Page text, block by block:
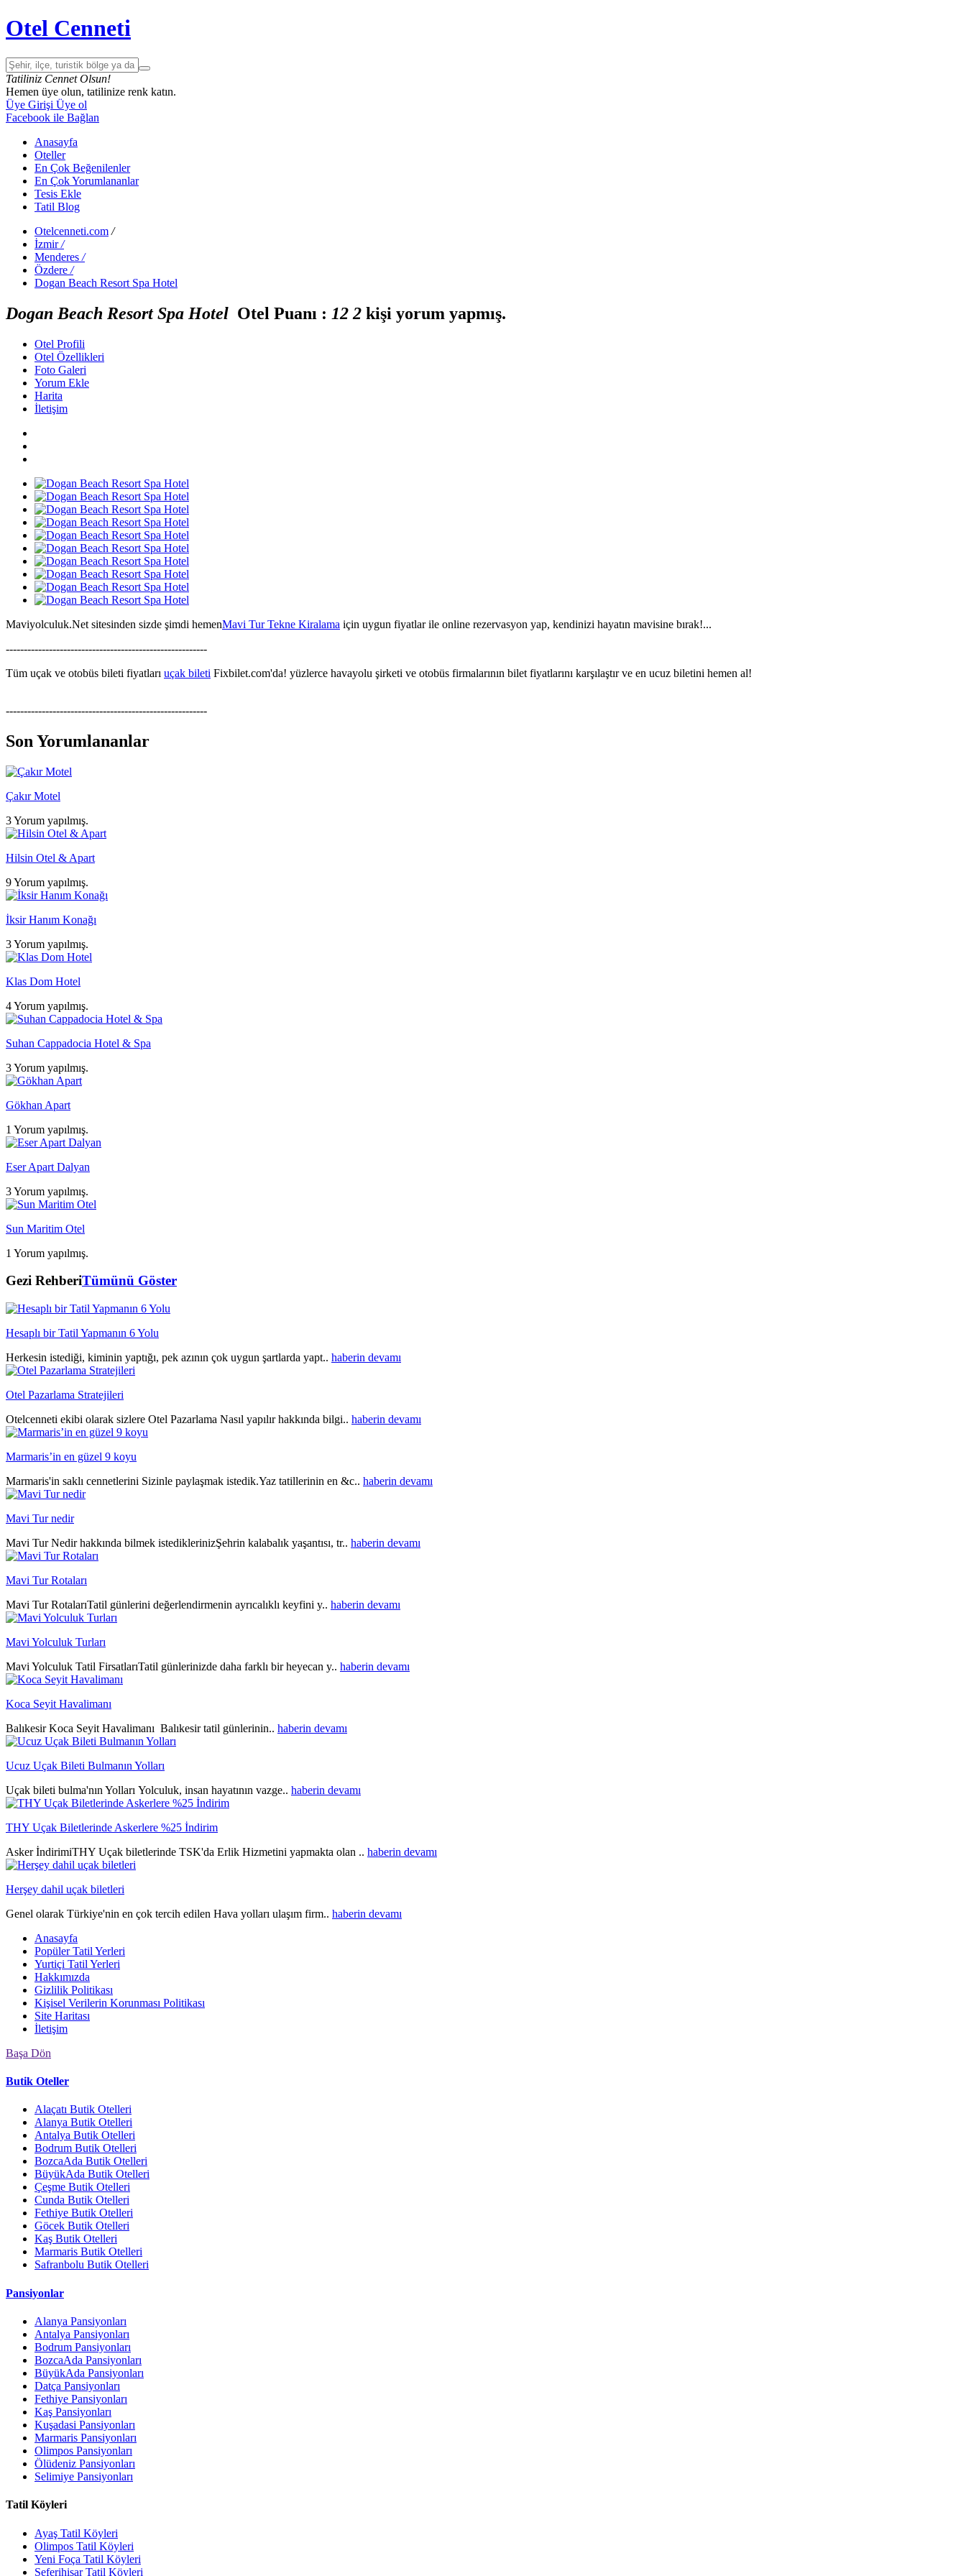
Otel Cenneti
Tatiliniz Cennet Olsun!
Hemen üye olun, tatilinize renk katın.
Üye Girişi Üye ol
Facebook ile Bağlan
Anasayfa
Oteller
En Çok Beğenilenler
En Çok Yorumlananlar
Tesis Ekle
Tatil Blog
Otelcenneti.com /
İzmir /
Menderes /
Özdere /
Dogan Beach Resort Spa Hotel
Dogan Beach Resort Spa Hotel Otel Puanı : 12 2 kişi yorum yapmış.
Otel Profili
Otel Özellikleri
Foto Galeri
Yorum Ekle
Harita
İletişim
Maviyolculuk.Net sitesinden sizde şimdi hemenMavi Tur Tekne Kiralama için uygun fiyatlar ile online rezervasyon yap, kendinizi hayatın mavisine bırak!...
--------------------------------------------------------
Tüm uçak ve otobüs bileti fiyatları uçak bileti Fixbilet.com'da! yüzlerce havayolu şirketi ve otobüs firmalarının bilet fiyatlarını karşılaştır ve en ucuz biletini hemen al!
--------------------------------------------------------
Son Yorumlananlar
Çakır Motel
3 Yorum yapılmış.
Hilsin Otel & Apart
9 Yorum yapılmış.
İksir Hanım Konağı
3 Yorum yapılmış.
Klas Dom Hotel
4 Yorum yapılmış.
Suhan Cappadocia Hotel & Spa
3 Yorum yapılmış.
Gökhan Apart
1 Yorum yapılmış.
Eser Apart Dalyan
3 Yorum yapılmış.
Sun Maritim Otel
1 Yorum yapılmış.
Gezi RehberiTümünü Göster
Hesaplı bir Tatil Yapmanın 6 Yolu
Herkesin istediği, kiminin yaptığı, pek azının çok uygun şartlarda yapt.. haberin devamı
Otel Pazarlama Stratejileri
Otelcenneti ekibi olarak sizlere Otel Pazarlama Nasıl yapılır hakkında bilgi.. haberin devamı
Marmaris’in en güzel 9 koyu
Marmaris'in saklı cennetlerini Sizinle paylaşmak istedik.Yaz tatillerinin en &c.. haberin devamı
Mavi Tur nedir
Mavi Tur Nedir hakkında bilmek istediklerinizŞehrin kalabalık yaşantısı, tr.. haberin devamı
Mavi Tur Rotaları
Mavi Tur RotalarıTatil günlerini değerlendirmenin ayrıcalıklı keyfini y.. haberin devamı
Mavi Yolculuk Turları
Mavi Yolculuk Tatil FirsatlarıTatil günlerinizde daha farklı bir heyecan y.. haberin devamı
Koca Seyit Havalimanı
Balıkesir Koca Seyit Havalimanı Balıkesir tatil günlerinin.. haberin devamı
Ucuz Uçak Bileti Bulmanın Yolları
Uçak bileti bulma'nın Yolları Yolculuk, insan hayatının vazge.. haberin devamı
THY Uçak Biletlerinde Askerlere %25 İndirim
Asker İndirimiTHY Uçak biletlerinde TSK'da Erlik Hizmetini yapmakta olan .. haberin devamı
Herşey dahil uçak biletleri
Genel olarak Türkiye'nin en çok tercih edilen Hava yolları ulaşım firm.. haberin devamı
Anasayfa
Popüler Tatil Yerleri
Yurtiçi Tatil Yerleri
Hakkımızda
Gizlilik Politikası
Kişisel Verilerin Korunması Politikası
Site Haritası
İletişim
Başa Dön
Butik Oteller
Alaçatı Butik Otelleri
Alanya Butik Otelleri
Antalya Butik Otelleri
Bodrum Butik Otelleri
BozcaAda Butik Otelleri
BüyükAda Butik Otelleri
Çeşme Butik Otelleri
Cunda Butik Otelleri
Fethiye Butik Otelleri
Göcek Butik Otelleri
Kaş Butik Otelleri
Marmaris Butik Otelleri
Safranbolu Butik Otelleri
Pansiyonlar
Alanya Pansiyonları
Antalya Pansiyonları
Bodrum Pansiyonları
BozcaAda Pansiyonları
BüyükAda Pansiyonları
Datça Pansiyonları
Fethiye Pansiyonları
Kaş Pansiyonları
Kuşadasi Pansiyonları
Marmaris Pansiyonları
Olimpos Pansiyonları
Ölüdeniz Pansiyonları
Selimiye Pansiyonları
Tatil Köyleri
Ayaş Tatil Köyleri
Olimpos Tatil Köyleri
Yeni Foça Tatil Köyleri
Seferihisar Tatil Köyleri